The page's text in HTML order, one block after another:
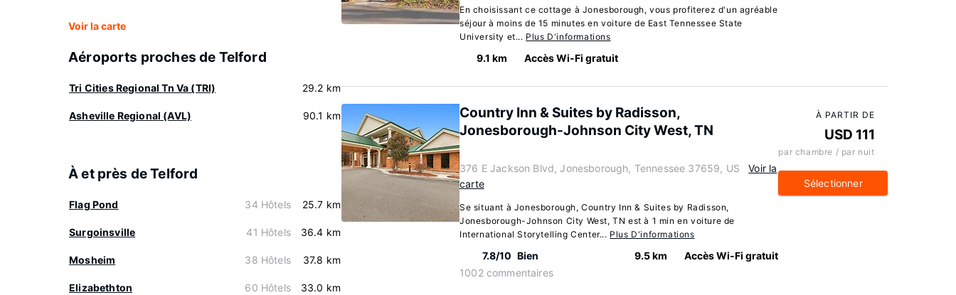
Voir la carte
Aéroports proches de Telford
Tri Cities Regional Tn Va (TRI) 29.2 km
Asheville Regional (AVL) 90.1 km
À et près de Telford
Flag Pond 34 Hôtels 25.7 km
Surgoinsville 41 Hôtels 36.4 km
Mosheim 38 Hôtels 37.8 km
Elizabethton 60 Hôtels 33.0 km
En choisissant ce cottage à Jonesborough, vous profiterez d'un agréable
séjour à moins de 15 minutes en voiture de East Tennessee State
University et... Plus D'informations
9.1 km Accès Wi-Fi gratuit
Country Inn & Suites by Radisson,
Jonesborough-Johnson City West, TN
376 E Jackson Blvd, Jonesborough, Tennessee 37659, US
Voir la
carte
Se situant à Jonesborough, Country Inn & Suites by Radisson,
Jonesborough-Johnson City West, TN est à 1 min en voiture de
International Storytelling Center... Plus D'informations
7.8/10 Bien
1002 commentaires
9.5 km Accès Wi-Fi gratuit
À PARTIR DE
USD 111
par chambre / par nuit
Sélectionner